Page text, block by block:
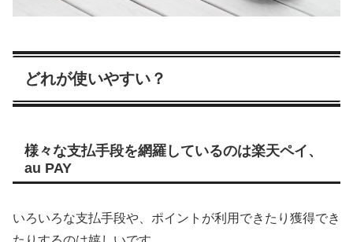
どれが使いやすい？
様々な支払手段を網羅しているのは楽天ペイ、
au PAY
いろいろな支払手段や、ポイントが利用できたり獲得でき